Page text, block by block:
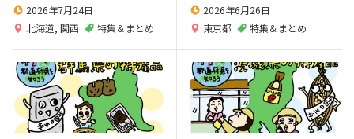
2026年7月24日
北海道, 関西 特集＆まとめ
2026年6月26日
東京都
特集＆まとめ